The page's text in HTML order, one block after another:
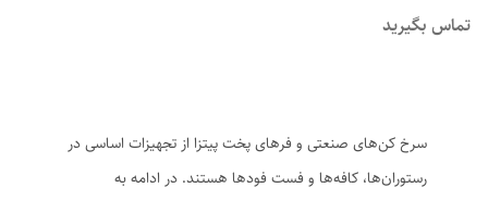
تماس بگیرید
سرخ کن‌های صنعتی و فرهای پخت پیتزا از تجهیزات اساسی در
رستوران‌ها، کافه‌ها و فست فودها هستند. در ادامه به